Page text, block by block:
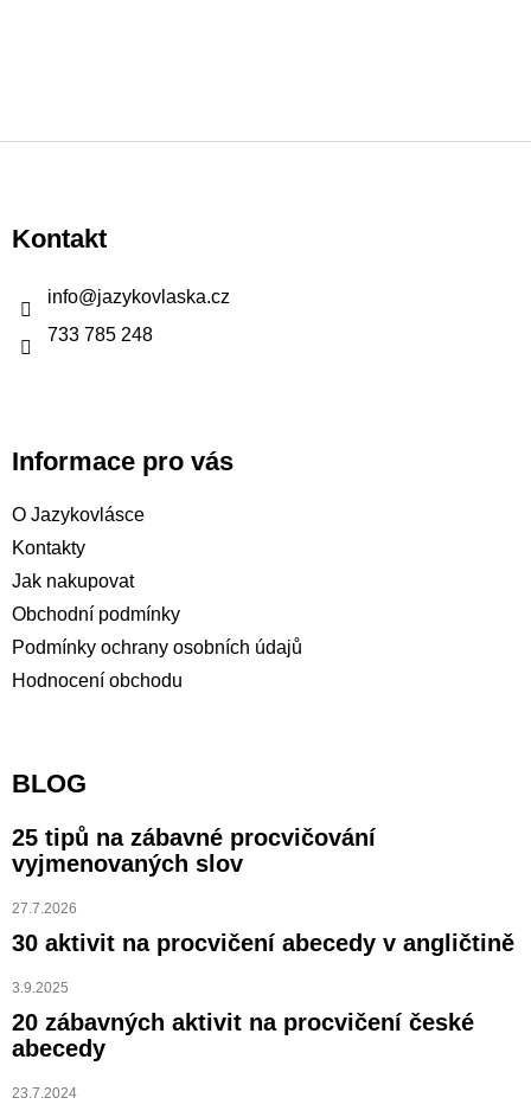
p
aKontakt
info@jazykovlaska.cz
733 785 248
Informace pro vás
O Jazykovlásce
Kontakty
Jak nakupovat
Obchodní podmínky
Podmínky ochrany osobních údajů
Hodnocení obchodu
BLOG
25 tipů na zábavné procvičování
vyjmenovaných slov
27.7.2026
30 aktivit na procvičení abecedy v angličtině
3.9.2025
20 zábavných aktivit na procvičení české
abecedy
23.7.2024